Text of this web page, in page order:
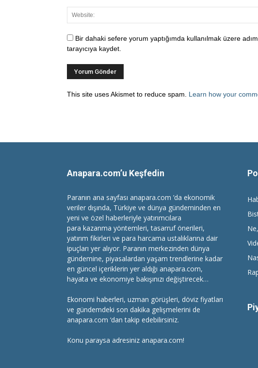
Bir dahaki sefere yorum yaptığımda kullanılmak üzere
tarayıcıya kaydet.
This site uses Akismet to reduce spam. Learn how your
Anapara.com’u Keşfedin
Paranın ana sayfası anapara.com ’da ekonomik
veriler dışında, Türkiye ve dünya gündeminden en
yeni ve özel haberleriyle yatırımcılara
para kazanma yöntemleri, tasarruf önerileri,
yatırım fikirleri ve para harcama ustalıklarına dair
ipuçları yer alıyor. Paranın merkezinden dünya
gündemine, piyasalardan yaşam trendlerine kadar
en güncel içeriklerin yer aldığı anapara.com,
hayata ve ekonomiye bakışınızı değiştirecek…
Ekonomi haberleri, uzman görüşleri, döviz fiyatları
ve gündemdeki son dakika gelişmelerini de
anapara.com ‘dan takip edebilirsiniz.
Konu paraysa adresiniz anapara.com!